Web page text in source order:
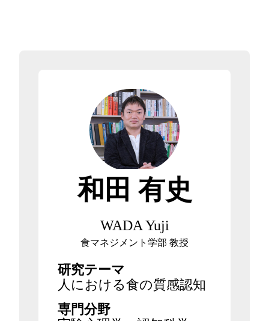
和田 有史
WADA Yuji
食マネジメント学部 教授
研究テーマ
人における食の質感認知
専門分野